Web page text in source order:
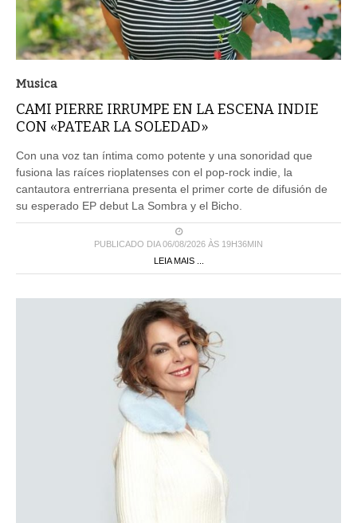
Musica
CAMI PIERRE IRRUMPE EN LA ESCENA INDIE
CON «PATEAR LA SOLEDAD»
Con una voz tan íntima como potente y una sonoridad que
fusiona las raíces rioplatenses con el pop-rock indie, la
cantautora entrerriana presenta el primer corte de difusión de
su esperado EP debut La Sombra y el Bicho.
PUBLICADO DIA 06/08/2026 ÀS 19H36MIN
LEIA MAIS ...